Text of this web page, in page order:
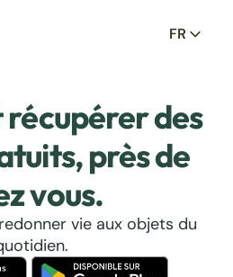
FR
des
près de
vous.
vie aux objets du